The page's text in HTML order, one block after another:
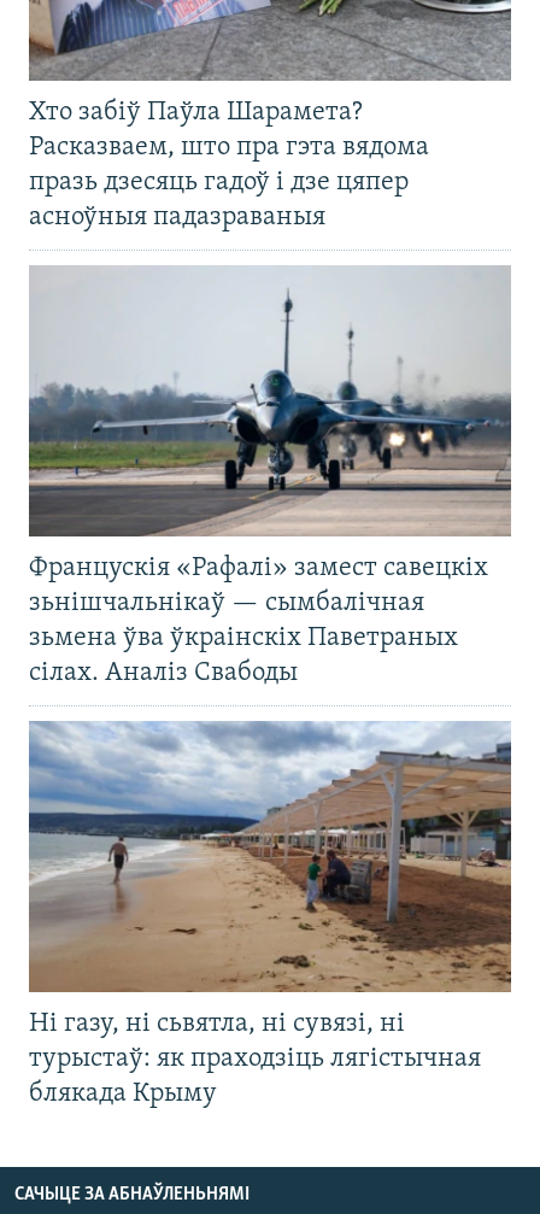
Хто забіў Паўла Шарамета?
Расказваем, што пра гэта вядома
празь дзесяць гадоў і дзе цяпер
асноўныя падазраваныя
Францускія «Рафалі» замест савецкіх
зьнішчальнікаў — сымбалічная
зьмена ўва ўкраінскіх Паветраных
сілах. Аналіз Свабоды
Ні газу, ні сьвятла, ні сувязі, ні
турыстаў: як праходзіць лягістычная
блякада Крыму
САЧЫЦЕ ЗА АБНАЎЛЕНЬНЯМІ